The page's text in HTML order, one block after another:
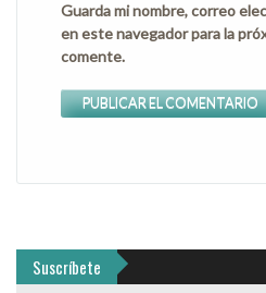
Guarda mi nombre, correo
en este navegador para la
comente.
Suscríbete